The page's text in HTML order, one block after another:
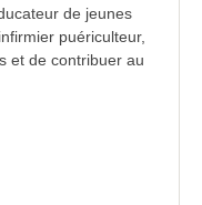
de jeunes
puériculteur,
et de contribuer au